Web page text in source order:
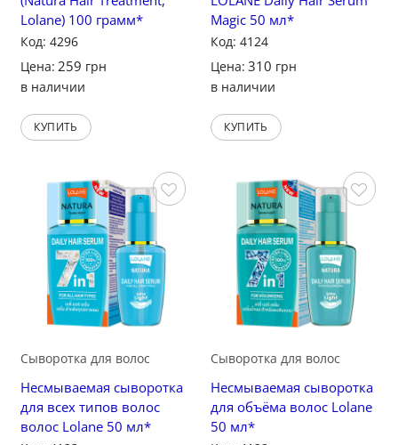
Lolane) 100 грамм*
Код: 4296
Цена: 259 грн
в наличии
КУПИТЬ
Magic 50 мл*
Код: 4124
Цена: 310 грн
в наличии
КУПИТЬ
Сохранить
Сыворотка для волос
Несмываемая сыворотка
для всех типов волос
волос Lolane 50 мл*
Сохранить
Сыворотка для волос
Несмываемая сыворотка
для объёма волос Lolane
50 мл*